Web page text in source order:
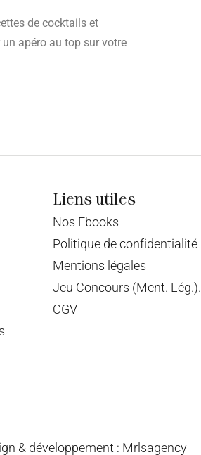
de cocktails et
apéro au top sur votre
Liens utiles
Nos Ebooks
Politique de confidentialité
Mentions légales
Jeu Concours (Ment. Lég.).
CGV
& développement : Mrlsagency